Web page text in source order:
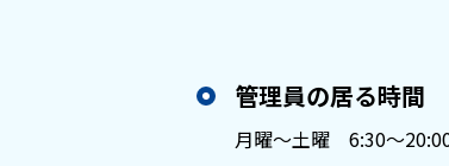
管理員の居る時間
月曜～土曜 6:30～